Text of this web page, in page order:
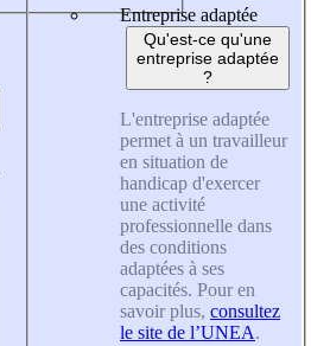
Entreprise adaptée
Qu'est-ce qu'une
entreprise adaptée
?
L'entreprise adaptée
permet à un travailleur
en situation de
handicap d'exercer
une activité
professionnelle dans
des conditions
adaptées à ses
capacités. Pour en
savoir plus, consultez
le site de l’UNEA.